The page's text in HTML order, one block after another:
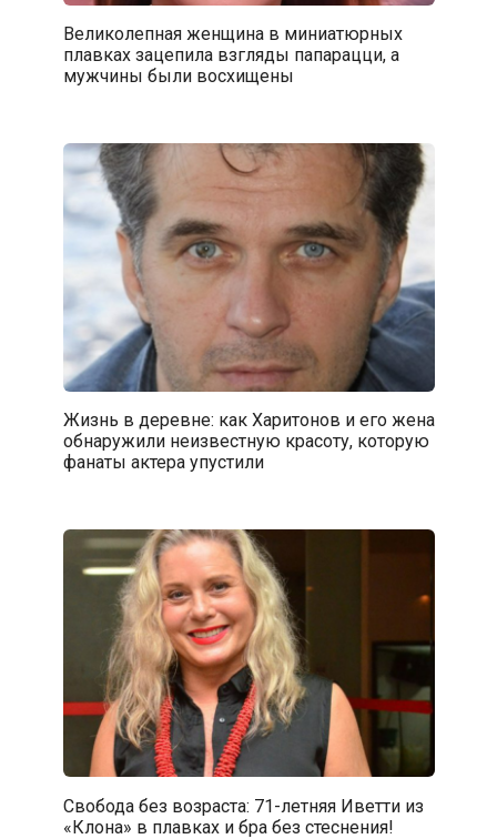
Великолепная женщина в миниатюрных
плавках зацепила взгляды папарацци, а
мужчины были восхищены
Жизнь в деревне: как Харитонов и его жена
обнаружили неизвестную красоту, которую
фанаты актера упустили
Свобода без возраста: 71-летняя Иветти из
«Клона» в плавках и бра без стеснения!